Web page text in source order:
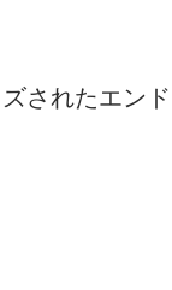
されたエン